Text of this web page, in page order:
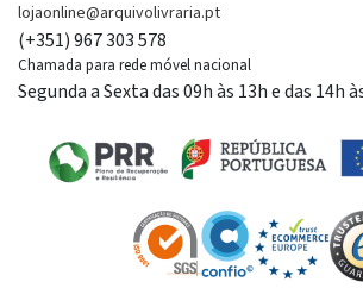
lojaonline@arquivolivraria.pt
(+351) 967 303 578
Chamada para rede móvel nacional
Segunda a Sexta das 09h às 13h e das 14h